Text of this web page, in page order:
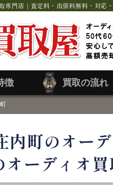
専門店｜査定料・出張料無料・対応
徴 買取の流れ
内町のオー
ーディオ買